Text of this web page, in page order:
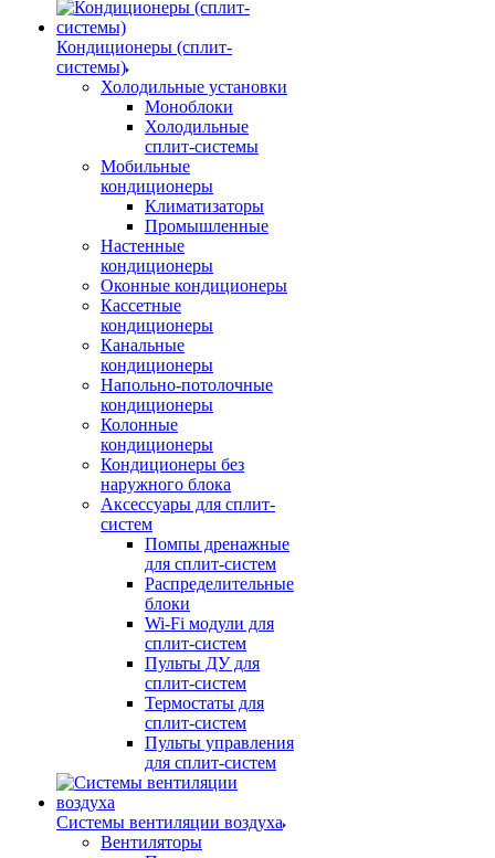
Кондиционеры (сплит-
системы)
Холодильные установки
Моноблоки
Холодильные
сплит-системы
Мобильные
кондиционеры
Климатизаторы
Промышленные
Настенные
кондиционеры
Оконные кондиционеры
Кассетные
кондиционеры
Канальные
кондиционеры
Напольно-потолочные
кондиционеры
Колонные
кондиционеры
Кондиционеры без
наружного блока
Аксессуары для сплит-
систем
Помпы дренажные
для сплит-систем
Распределительные
блоки
Wi-Fi модули для
сплит-систем
Пульты ДУ для
сплит-систем
Термостаты для
сплит-систем
Пульты управления
для сплит-систем
Системы вентиляции воздуха
Вентиляторы